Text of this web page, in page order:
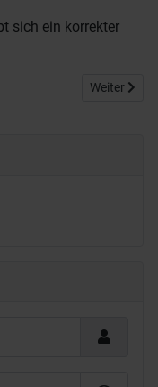
sich ein korrekter
usw. Nächster
Weiter